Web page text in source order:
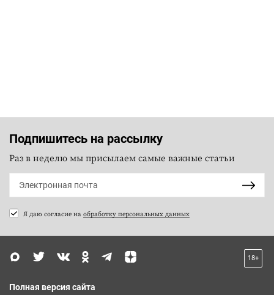
Подпишитесь на рассылку
Раз в неделю мы присылаем самые важные статьи
Я даю согласие на обработку персональных данных
18+
Полная версия сайта